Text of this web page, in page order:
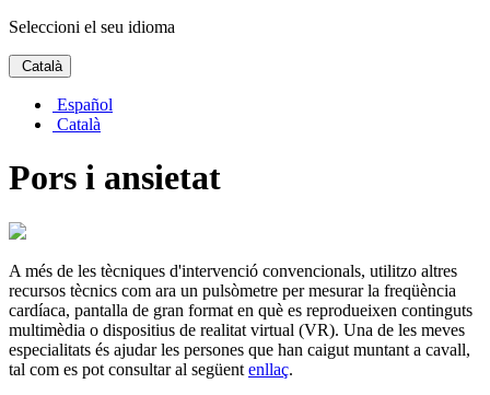
Seleccioni el seu idioma
Català
Español
Català
Pors i ansietat
A més de les tècniques d'intervenció convencionals, utilitzo altres
recursos tècnics com ara un pulsòmetre per mesurar la freqüència
cardíaca, pantalla de gran format en què es reprodueixen continguts
multimèdia o dispositius de realitat virtual (VR). Una de les meves
especialitats és ajudar les persones que han caigut muntant a cavall,
tal com es pot consultar al següent enllaç.